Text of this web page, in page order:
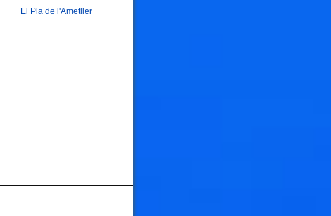
El Pla de l'Ametller